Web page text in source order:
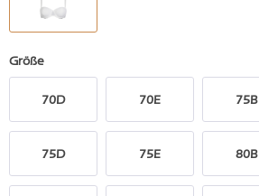
Größe
70D 70E 75B
75D 75E 80B